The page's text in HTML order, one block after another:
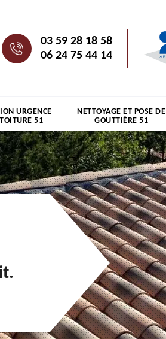
03 59 28 18 58
06 24 75 44 14
URGENCE
51
NETTOYAGE ET POSE DE
GOUTTIÈRE 51